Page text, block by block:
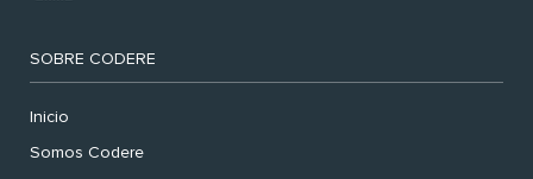
SOBRE CODERE
Inicio
Somos Codere